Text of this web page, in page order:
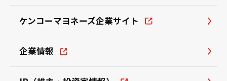
ケンコーマヨネーズ企業サイト
企業情報